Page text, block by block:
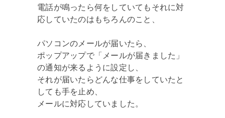
電話が鳴ったら何をしていてもそれに対
応していたのはもちろんのこと、
パソコンのメールが届いたら、
ポップアップで「メールが届きました」
の通知が来るように設定し、
それが届いたらどんな仕事をしていたと
しても手を止め、
メールに対応していました。